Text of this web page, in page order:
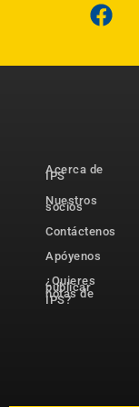
Acerca de
IPS
Nuestros
socios
Contáctenos
Apóyenos
¿Quieres
publicar
notas de
IPS?